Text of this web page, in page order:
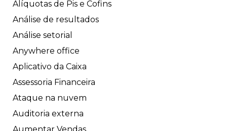
Alíquotas de Pis e Cofins
Análise de resultados
Análise setorial
Anywhere office
Aplicativo da Caixa
Assessoria Financeira
Ataque na nuvem
Auditoria externa